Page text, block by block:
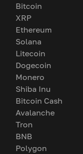
Bitcoin
XRP
Ethereum
Solana
Litecoin
Dogecoin
Monero
Shiba Inu
Bitcoin Cash
Avalanche
Tron
BNB
Polygon